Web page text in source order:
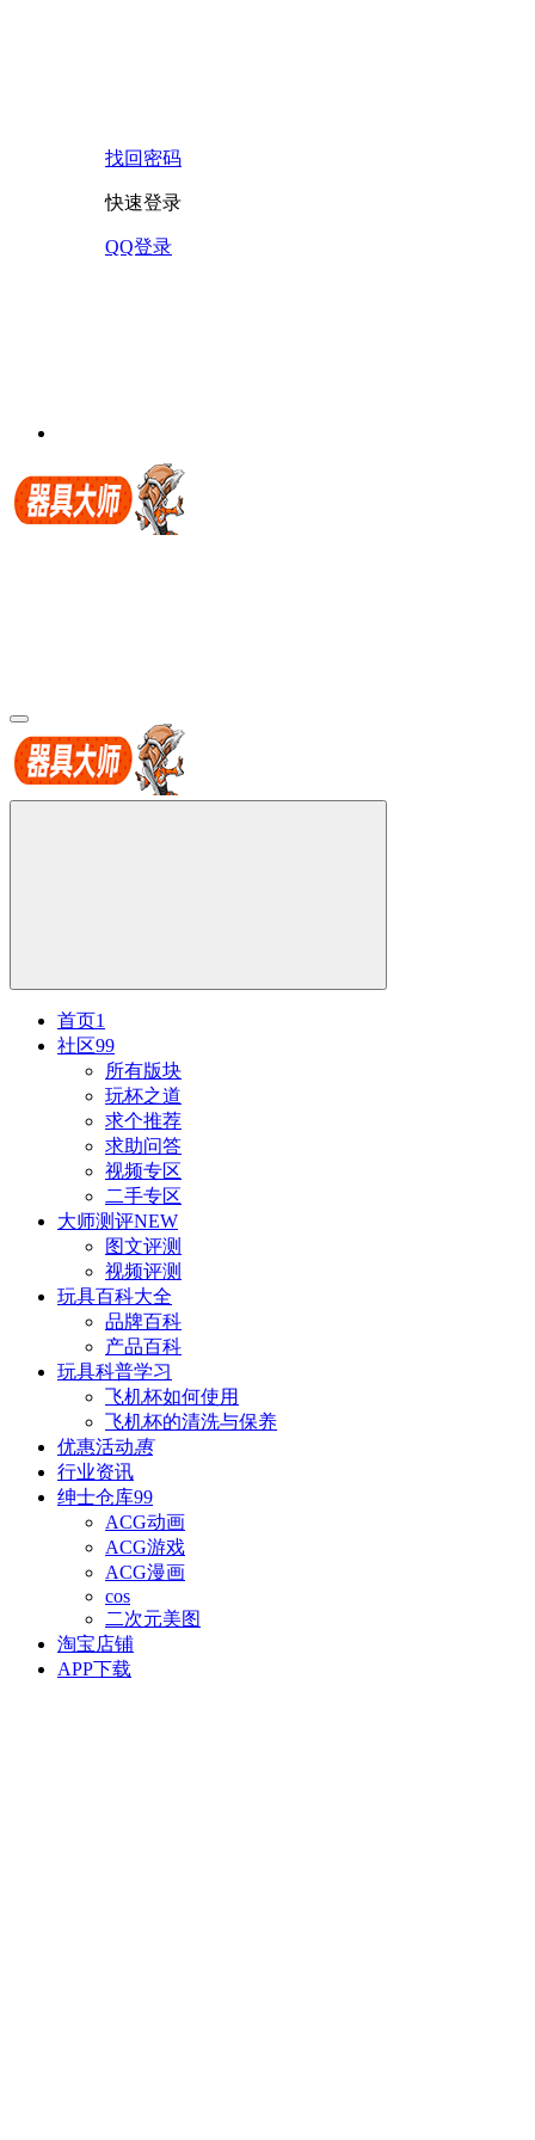
找回密码
快速登录
QQ登录
首页1
社区99
所有版块
玩杯之道
求个推荐
求助问答
视频专区
二手专区
大师测评NEW
图文评测
视频评测
玩具百科大全
品牌百科
产品百科
玩具科普学习
飞机杯如何使用
飞机杯的清洗与保养
优惠活动惠
行业资讯
绅士仓库99
ACG动画
ACG游戏
ACG漫画
cos
二次元美图
淘宝店铺
APP下载